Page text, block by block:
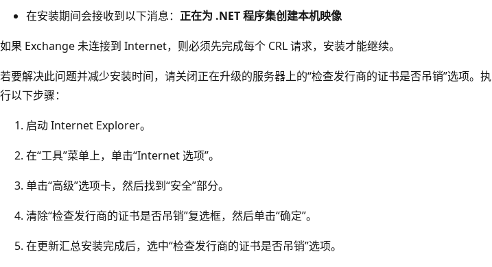
在安装期间会接收到以下消息： 正在为 .NET 程序集创建本机映像
如果 Exchange 未连接到 Internet，则必须先完成每个 CRL 请求，安装才能继续。
若要解决此问题并减少安装时间，请关闭正在升级的服务器上的“检查发行商的证书是否吊销”选项。执
行以下步骤：
启动 Internet Explorer。
在“工具”菜单上，单击“Internet 选项”。
单击“高级”选项卡，然后找到“安全”部分。
清除“检查发行商的证书是否吊销”复选框，然后单击“确定”。
在更新汇总安装完成后，选中“检查发行商的证书是否吊销”选项。